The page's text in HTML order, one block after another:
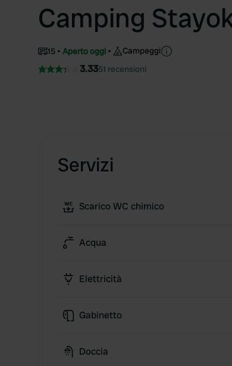
Camping
15 Aperto oggi Campeggi
3.3351 recensioni
Servizi
Scarico WC chimico
Acqua
Elettricità
Gabinetto
Doccia